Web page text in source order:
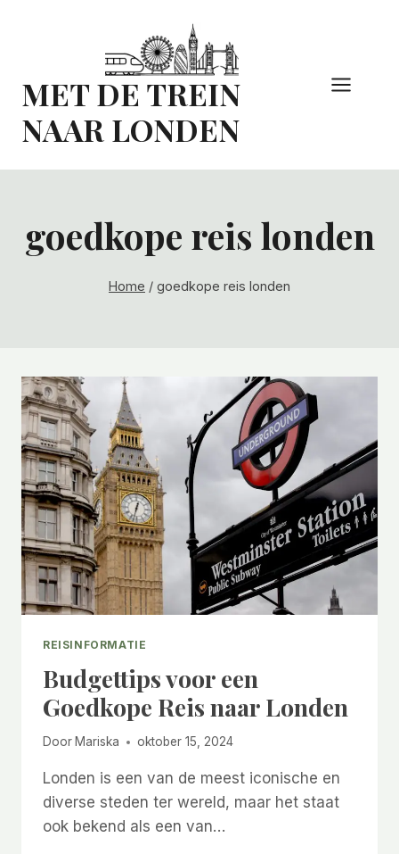
MET DE TREIN
NAAR LONDEN
goedkope reis londen
Home / goedkope reis londen
REISINFORMATIE
Budgettips voor een
Goedkope Reis naar Londen
Door Mariska oktober 15, 2024
Londen is een van de meest iconische en
diverse steden ter wereld, maar het staat
ook bekend als een van…